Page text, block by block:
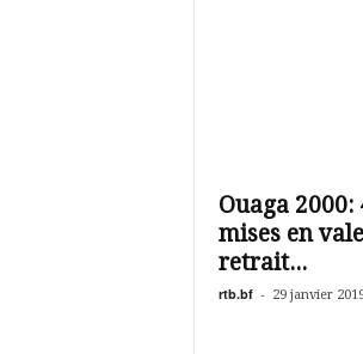
Ouaga
mises en
retrait...
rtb.bf - 29 janvier